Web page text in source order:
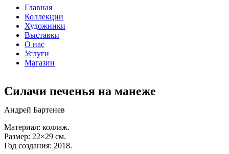
Главная
Коллекции
Художники
Выставки
О нас
Услуги
Магазин
Силачи печенья на манеже
Андрей Бартенев
Материал: коллаж.
Размер: 22×29 см.
Год создания: 2018.